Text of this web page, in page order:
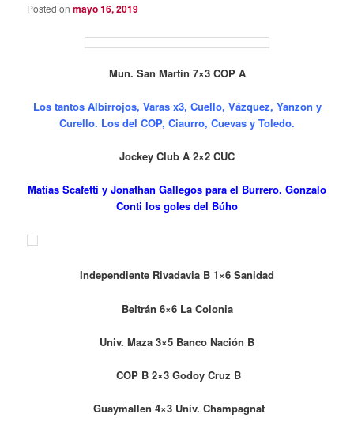
Posted onmayo 16, 2019
Mun. San Martín 7×3 COP A
Los tantos Albirrojos, Varas x3, Cuello, Vázquez, Yanzon y
Curello. Los del COP, Ciaurro, Cuevas y Toledo.
Jockey Club A 2×2 CUC
Matías Scafetti y Jonathan Gallegos para el Burrero. Gonzalo
Conti los goles del Búho
Independiente Rivadavia B 1×6 Sanidad
Beltrán 6×6 LaColonia
Univ. Maza 3×5 Banco Nación B
COP B 2×3 Godoy Cruz B
Guaymallen 4×3 Univ. Champagnat